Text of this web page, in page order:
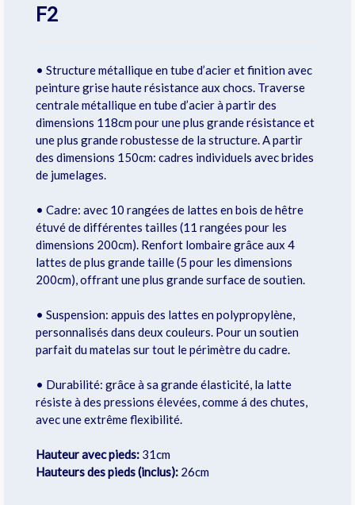
F2
• Structure métallique en tube d’acier et finition avec
peinture grise haute résistance aux chocs. Traverse
centrale métallique en tube d’acier à partir des
dimensions 118cm pour une plus grande résistance et
une plus grande robustesse de la structure. A partir
des dimensions 150cm: cadres individuels avec brides
de jumelages.
• Cadre: avec 10 rangées de lattes en bois de hêtre
étuvé de différentes tailles (11 rangées pour les
dimensions 200cm). Renfort lombaire grâce aux 4
lattes de plus grande taille (5 pour les dimensions
200cm), offrant une plus grande surface de soutien.
• Suspension: appuis des lattes en polypropylène,
personnalisés dans deux couleurs. Pour un soutien
parfait du matelas sur tout le périmètre du cadre.
• Durabilité: grâce à sa grande élasticité, la latte
résiste à des pressions élevées, comme á des chutes,
avec une extrême flexibilité.
Hauteur avec pieds:31cm
Hauteurs des pieds (inclus):26cm